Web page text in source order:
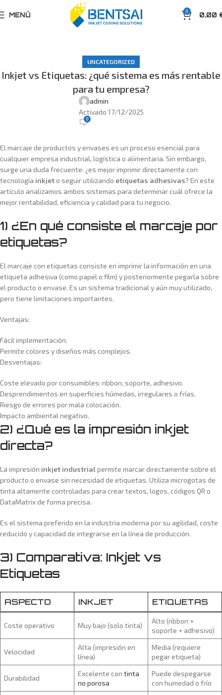
MENÚ 0 0,00
UNCATEGORIZED
Inkjet vs Etiquetas: ¿qué sistema es más rentable
para tu empresa?
admin
Activado 17/12/2025
0
El marcaje de productos y envases es un proceso esencial para
cualquier empresa industrial, logística o alimentaria. Sin embargo,
surge una duda frecuente: ¿es mejor imprimir directamente con
tecnología inkjeto seguir utilizando etiquetas adhesivas? En este
artículo analizamos ambos sistemas para determinar cuál ofrece la
mejor rentabilidad, eficiencia y calidad para tu negocio.
1) ¿En qué consiste el marcaje por
etiquetas?
El marcaje con etiquetas consiste en imprimir la información en una
etiqueta adhesiva (como papel o film) y posteriormente pegarla sobre
el producto o envase. Es un sistema tradicional y aún muy utilizado,
pero tiene limitaciones importantes.
Ventajas:
Fácil implementación.
Permite colores y diseños más complejos.
Desventajas:
Coste elevado por consumibles: ribbon, soporte, adhesivo.
Desprendimientos en superficies húmedas, irregulares o frías.
Riesgo de errores por mala colocación.
Impacto ambiental negativo.
2) ¿Qué es la impresión inkjet
directa?
La impresión inkjet industrial permite marcar directamente sobre el
producto o envase sin necesidad de etiquetas. Utiliza microgotas de
tinta altamente controladas para crear textos, logos, códigos QR o
DataMatrix de forma precisa.
Es el sistema preferido en la industria moderna por su agilidad, coste
reducido y capacidad de integrarse en la línea de producción.
3) Comparativa: Inkjet vs
Etiquetas
ASPECTO INKJET ETIQUETAS
Coste operativo Muy bajo (solo tinta)
Alto (ribbon +
soporte + adhesivo)
Velocidad
Alta (impresión en
línea)
Media (requiere
pegar etiqueta)
Durabilidad
Excelente con tinta
no porosa
Puede despegarse
con humedad o frío